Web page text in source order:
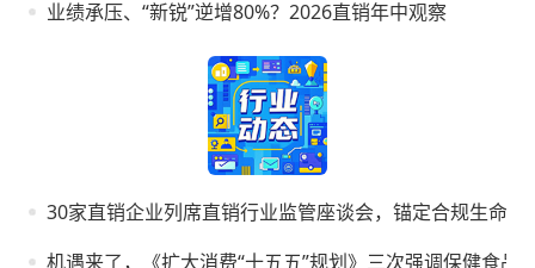
业绩承压、“新锐”逆增80%？2026直销年中观察
30家直销企业列席直销行业监管座谈会，锚定合规生命线
机遇来了，《扩大消费“十五五”规划》三次强调保健食品